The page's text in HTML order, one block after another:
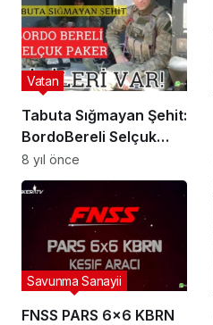
Tabuta Sığmayan Şehit:
BordoBereli Selçuk
Paker | Birileri Var!
Vatan
8 yıl önce
FNSS PARS 6×6 KBRN
Savunma Sanayii